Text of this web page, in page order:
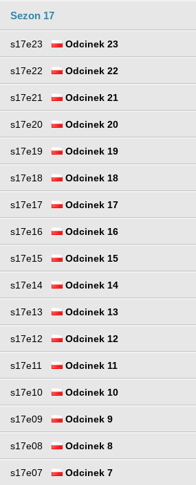
Sezon 17
s17e23 Odcinek 23
s17e22 Odcinek 22
s17e21 Odcinek 21
s17e20 Odcinek 20
s17e19 Odcinek 19
s17e18 Odcinek 18
s17e17 Odcinek 17
s17e16 Odcinek 16
s17e15 Odcinek 15
s17e14 Odcinek 14
s17e13 Odcinek 13
s17e12 Odcinek 12
s17e11 Odcinek 11
s17e10 Odcinek 10
s17e09 Odcinek 9
s17e08 Odcinek 8
s17e07 Odcinek 7